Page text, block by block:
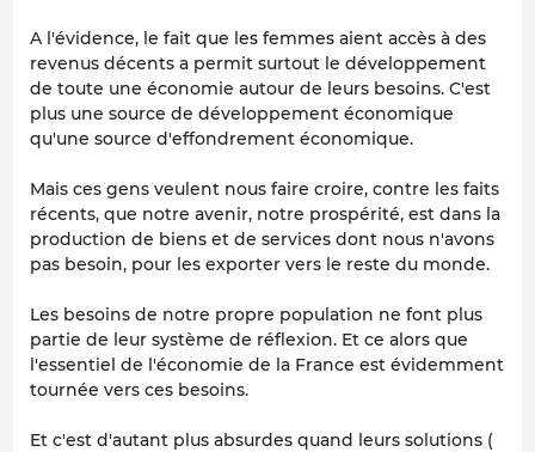
A l'évidence, le fait que les femmes aient accès à des
revenus décents a permit surtout le développement
de toute une économie autour de leurs besoins. C'est
plus une source de développement économique
qu'une source d'effondrement économique.
Mais ces gens veulent nous faire croire, contre les faits
récents, que notre avenir, notre prospérité, est dans la
production de biens et de services dont nous n'avons
pas besoin, pour les exporter vers le reste du monde.
Les besoins de notre propre population ne font plus
partie de leur système de réflexion. Et ce alors que
l'essentiel de l'économie de la France est évidemment
tournée vers ces besoins.
Et c'est d'autant plus absurdes quand leurs solutions (